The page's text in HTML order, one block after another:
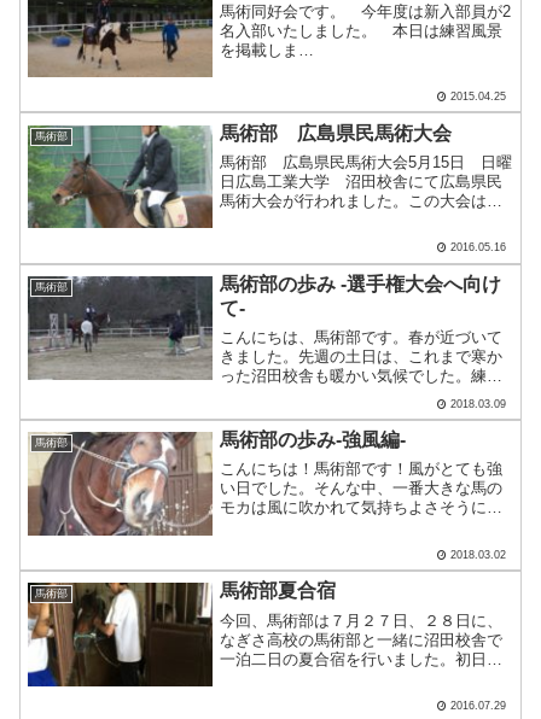
馬術同好会です。 今年度は新入部員が2
名入部いたしました。 本日は練習風景
を掲載しま
4月24日の練習の様子で
す。
2－7.....
2015.04.25
馬術部 馬術部 広島県民馬術大会
馬術部 広島県民馬術大会5月15日 日曜
日広島工業大学 沼田校舎にて広島県民
馬術大会が行われました。この大会は、
生だけでなく、一般の方や大学生も参加
す。今回は、12種目.....
2016.05.16
馬術部
馬術部の歩み -選手権大会へ向け
て-
こんにちは、馬術部です。春が近づいて
きました。先週の土日は、これまで寒か
った沼田校舎も暖かい気候でした。練習
では選手権大会に向けて障害飛越の練習
をしています。まだまだ障害前で止まら
れたりしますが、最終的には１ｍの高さ
を飛越することが出来まし.....
2018.03.09
馬術部 馬術部の歩み-強風編-
こんにちは！馬術部です！風がとても強
い日でした。そんな中、一番大きな馬の
モカは風に吹かれて気持ちよさそうに。
く飛散し、部長は泣いていました。厩舎
内でビスコの手入れ（避難）をする部
長。そして、沼田校舎馬場に.....
2018.03.02
馬術部 馬術部夏合宿
今回、馬術部は７月２７日、２８日に、
なぎさ高校の馬術部と一緒に沼田校舎で
一泊二日の夏合宿を行いました。初日の
の掃除を行いました。基本的に生き物を
2016.07.29